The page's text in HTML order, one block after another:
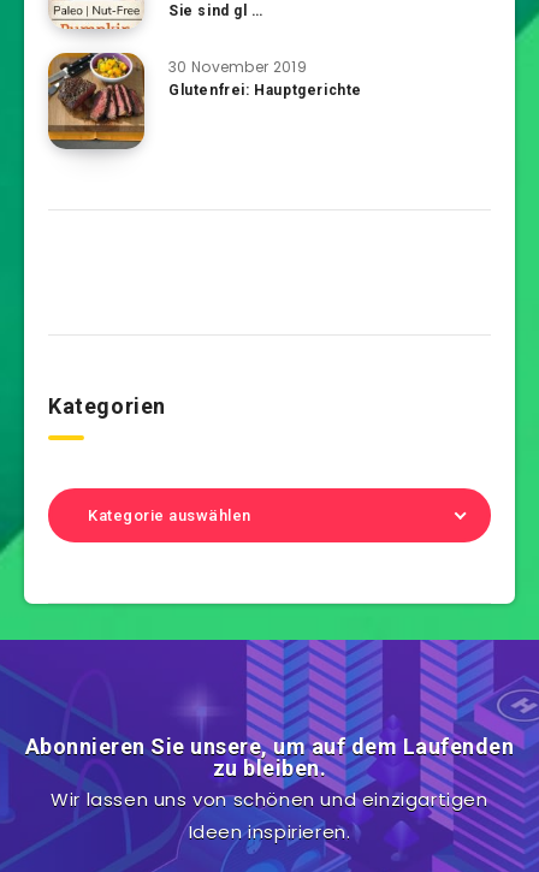
Sie sind gl …
30 November 2019
Glutenfrei: Hauptgerichte
Kategorien
Kategorie auswählen
Abonnieren Sie unsere, um auf dem Laufenden
zu bleiben.
Wir lassen uns von schönen und einzigartigen
Ideen inspirieren.